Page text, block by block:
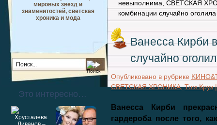
мировых звезд и
знаменитостей, светская
хроника и мода
Это интересно…
невыполнима СВЕТСКАЯ
комбинации случайно оголила
Ванесса Кирби
случайно
Опубликовано в рубрике
СВЕТСКАЯ ХРОНИКА,Том Круз
Ванесса Кирби
гардероба после того,